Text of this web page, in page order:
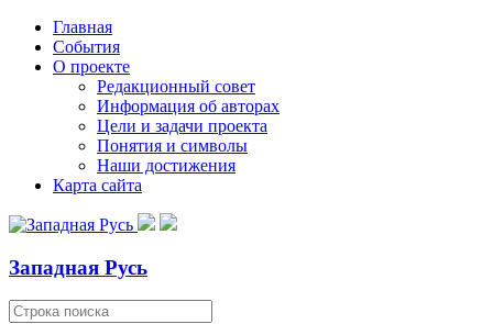
Главная
События
О проекте
Редакционный совет
Информация об авторах
Цели и задачи проекта
Понятия и символы
Наши достижения
Карта сайта
Западная Русь